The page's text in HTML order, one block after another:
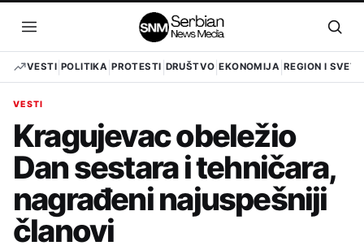
sadržaj
Otvori
meni
VESTI POLITIKA PROTESTI DRUŠTVO EKONOMIJA REGION I SVET
VESTI
Kragujevac obeležio
Dan sestara i tehničara,
nagrađeni najuspešniji
članovi